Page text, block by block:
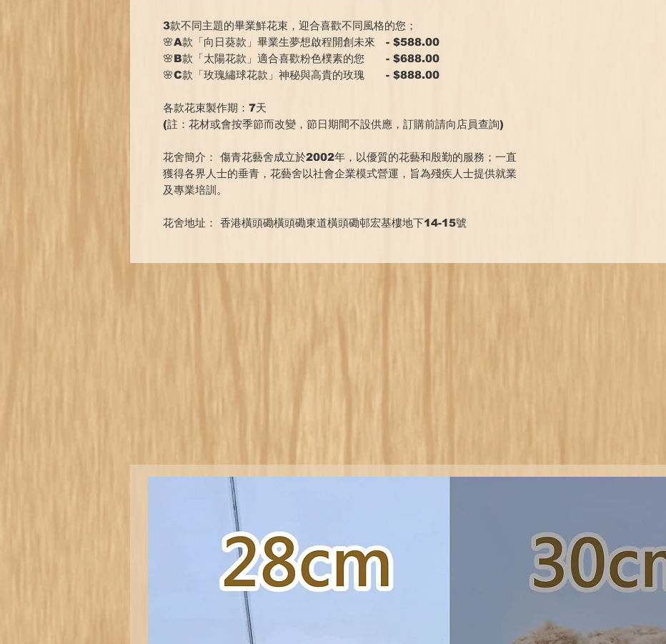
3款不同主題的畢業鮮花束，迎合喜歡不同風格的您；
🌸A款「向日葵款」畢業生夢想啟程開創未來 - $588.00
🌸B款「太陽花款」適合喜歡粉色樸素的您 - $688.00
🌸C款「玫瑰繡球花款」神秘與高貴的玫瑰 - $888.00
各款花束製作期：7天
(註：花材或會按季節而改變，節日期間不設供應，訂購前請向店員查詢)
花舍簡介： 傷青花藝舍成立於2002年，以優質的花藝和殷勤的服務；一直
獲得各界人士的垂青，花藝舍以社會企業模式營運，旨為殘疾人士提供就業
及專業培訓。
花舍地址： 香港橫頭磡橫頭磡東道橫頭磡邨宏基樓地下14-15號